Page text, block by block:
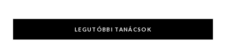
c
e
LEGUTÓBBI TANÁCSOK